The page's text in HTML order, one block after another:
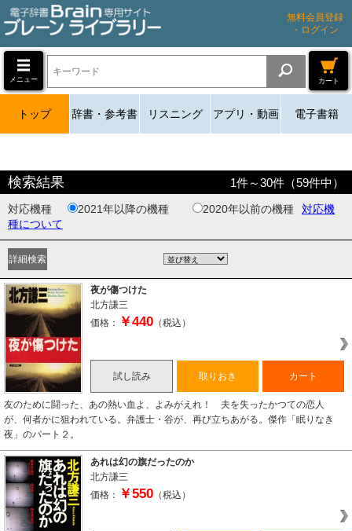
無料会員登録
・ログイン
メニュー カート
トップ 辞書・参考書 リスニング アプリ・動画 電子書籍
検索結果 1件～30件（59件中）
対応機種 2021年以降の機種 2020年以前の機種
対応機
種について
夜が傷つけた
北方謙三
価格：
￥440 （税込）
試し読み 取りおき カート
友のために闘った、あの熱い血よ、よみがえれ！ 夫を失ったかつての恋人
が、何者かに狙われている。弁護士・谷が、再び立ちあがる。傑作「眠りなき
夜」のパート２。
あれは幻の旗だったのか
北方謙三
価格：
￥550 （税込）